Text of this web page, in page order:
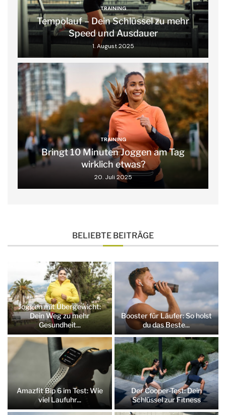
TRAINING
Tempolauf – Dein Schlüssel zu mehr
Speed und Ausdauer
1. August 2025
TRAINING
Bringt 10 Minuten Joggen am Tag
wirklich etwas?
20. Juli 2025
BELIEBTE BEITRÄGE
Joggen mit Übergewicht:
Dein Weg zu mehr
Gesundheit...
Booster für Läufer: So holst
du das Beste...
Amazfit Bip 6 im Test: Wie
viel Laufuhr...
Der Cooper-Test: Dein
Schlüssel zur Fitness